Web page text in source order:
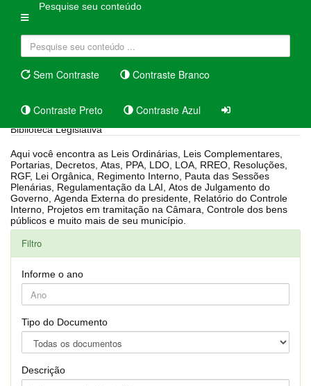
Pesquise seu conteúdo
Sem Contraste Contraste Branco
Contraste Preto Contraste Azul
Biblioteca Legislativa
Aqui você encontra as Leis Ordinárias, Leis Complementares,
Portarias, Decretos, Atas, PPA, LDO, LOA, RREO, Resoluções,
RGF, Lei Orgânica, Regimento Interno, Pauta das Sessões
Plenárias, Regulamentação da LAI, Atos de Julgamento do
Governo, Agenda Externa do presidente, Relatório do Controle
Interno, Projetos em tramitação na Câmara, Controle dos bens
públicos e muito mais de seu município.
Filtro
Informe o ano
Tipo do Documento
Descrição